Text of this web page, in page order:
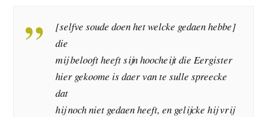
[selfve soude doen het welcke gedaen hebbe]
die
mij belooft heeft sijn hoocheijt die Eergister
hier gekoome is daer van te sulle spreecke
dat
hij noch niet gedaen heeft, en gelijcke hij vrij